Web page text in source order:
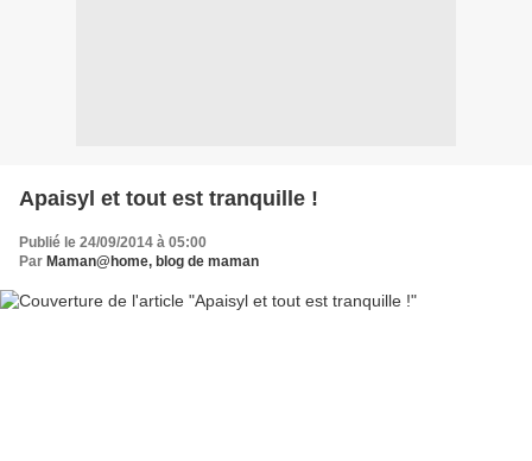
Apaisyl et tout est tranquille !
Publié le 24/09/2014 à 05:00
Par Maman@home, blog de maman